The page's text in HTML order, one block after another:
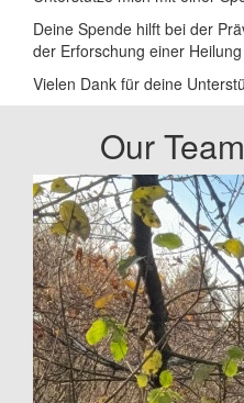
Deine Spende hilft bei der
der Erforschung einer
Vielen Dank für deine
Our